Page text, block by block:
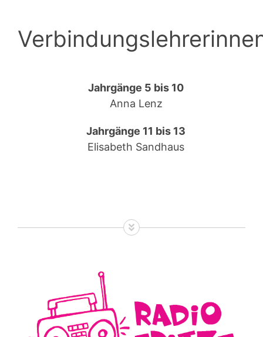
Jahrgänge 5 bis 10
Anna Lenz
Jahrgänge 11 bis 13
Elisabeth Sandhaus